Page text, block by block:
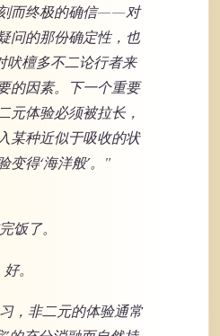
而终极的确信——对
问的那份确定性，也
吠檀多不二论行者来
的因素。下一个重要
元体验必须被拉长，
某种近似于吸收的状
变得‘海洋般’。"
饭了。
。
，非二元的体验通常